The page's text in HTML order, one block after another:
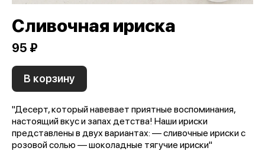
Сливочная ириска
95 ₽
В корзину
"Десерт, который навевает приятные воспоминания,
настоящий вкус и запах детства! Наши ириски
представлены в двух вариантах: — сливочные ириски с
розовой солью — шоколадные тягучие ириски"